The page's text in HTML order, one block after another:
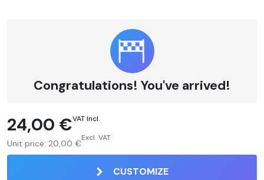
Congratulations! You've arrived!
24,00 €VAT Incl.
Unit price: 20,00 €
Excl. VAT
CUSTOMIZE